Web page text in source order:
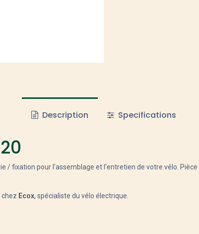
Description Specifications
/ fixation pour l'assemblage et l'entretien de votre vélo.
chez Ecox, spécialiste du vélo électrique.